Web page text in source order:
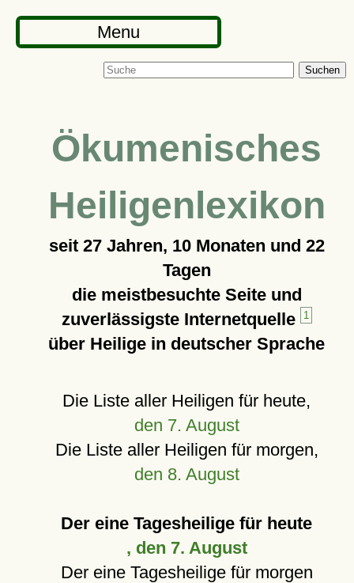
Menu
Suchen
Ökumenisches
Heiligenlexikon
seit 27 Jahren, 10 Monaten und 22
Tagen
die meistbesuchte Seite und
zuverlässigste Internetquelle
1
über Heilige in deutscher Sprache
Die Liste aller Heiligen für heute,
den 7. August
Die Liste aller Heiligen für morgen,
den 8. August
Der eine Tagesheilige für heute
, den 7. August
Der eine Tagesheilige für morgen